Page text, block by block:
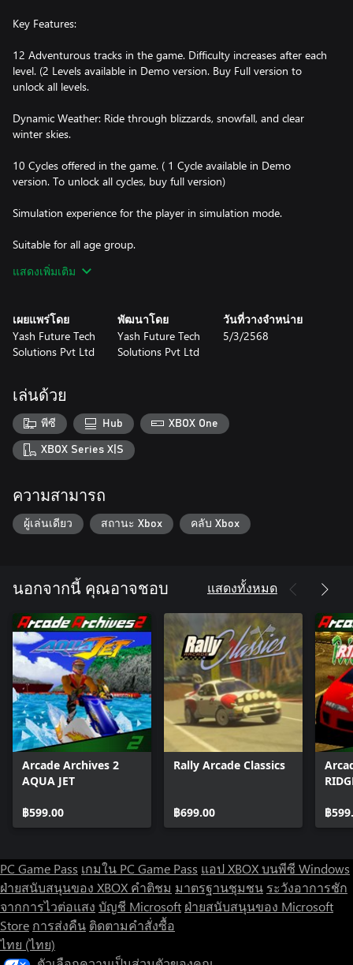
Key Features:
12 Adventurous tracks in the game. Difficulty increases after each
level. (2 Levels available in Demo version. Buy Full version to
unlock all levels.
Dynamic Weather: Ride through blizzards, snowfall, and clear
winter skies.
10 Cycles offered in the game. ( 1 Cycle available in Demo
version. To unlock all cycles, buy full version)
Simulation experience for the player in simulation mode.
Suitable for all age group.
Get Ready for Extreme Cycling Racing adventure.
แสดงเพิ่มเติม
เผยแพร่โดย
Yash Future Tech
Solutions Pvt Ltd
พัฒนาโดย
Yash Future Tech
Solutions Pvt Ltd
วันที่วางจำหน่าย
5/3/2568
เล่นด้วย
พีซี Hub XBOX One
XBOX Series X|S
ความสามารถ
ผู้เล่นเดียว สถานะ Xbox คลับ Xbox
นอกจากนี้ คุณอาจชอบ แสดงทั้งหมด
Arcade Archives 2
AQUA JET
฿599.00
Rally Arcade Classics
฿699.00 ฿
PC Game Pass เกมใน PC Game Pass แอป XBOX บนพีซี Windows
ฝ่ายสนับสนุนของ XBOX คำติชม มาตรฐานชุมชน ระวังอาการชัก
จากการไวต่อแสง บัญชี Microsoft ฝ่ายสนับสนุนของ Microsoft
Store การส่งคืน ติดตามคำสั่งซื้อ
ไทย (ไทย)